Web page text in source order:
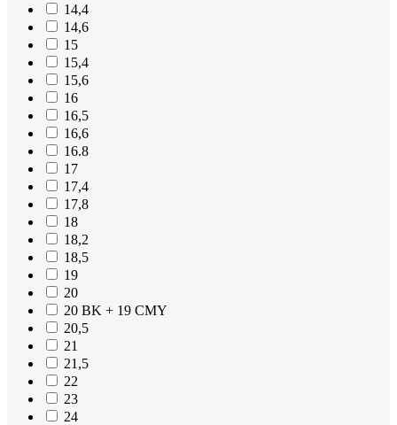
14,4
14,6
15
15,4
15,6
16
16,5
16,6
16.8
17
17,4
17,8
18
18,2
18,5
19
20
20 BK + 19 CMY
20,5
21
21,5
22
23
24